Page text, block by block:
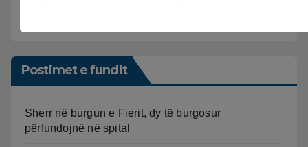
Postimet e fundit
Sherr në burgun e Fierit, dy të burgosur
përfundojnë në spital